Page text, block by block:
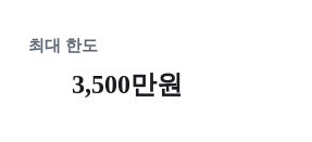
최대 한도
3,500만원